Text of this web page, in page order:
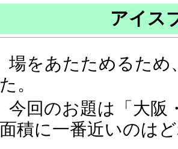
アイス
場をあたためるため
た。
今回のお題は「大阪
面積に一番近いのは